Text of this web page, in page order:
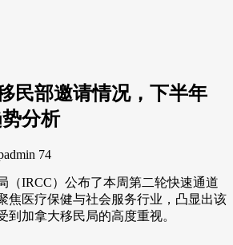
民部邀请情况，下半年
分析
74
（IRCC）公布了本周第二轮快速通道
焦医疗保健与社会服务行业，凸显出该
到加拿大移民局的高度重视。